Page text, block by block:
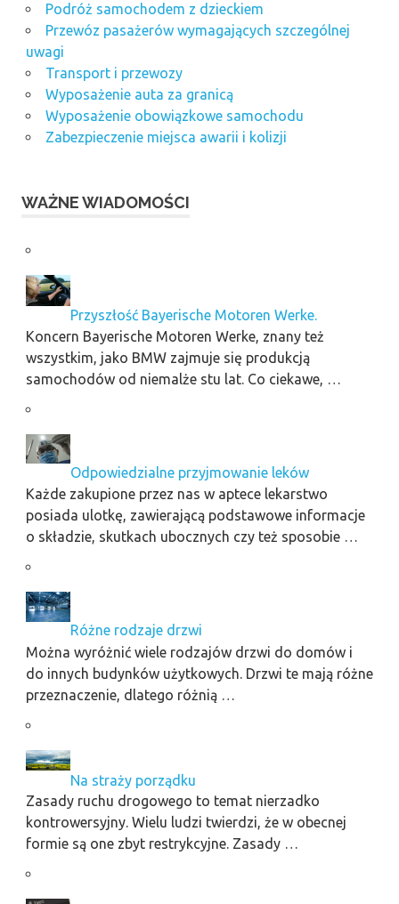
Podróż samochodem z dzieckiem
Przewóz pasażerów wymagających szczególnej
uwagi
Transport i przewozy
Wyposażenie auta za granicą
Wyposażenie obowiązkowe samochodu
Zabezpieczenie miejsca awarii i kolizji
WAŻNE WIADOMOŚCI
Przyszłość Bayerische Motoren Werke.
Koncern Bayerische Motoren Werke, znany też
wszystkim, jako BMW zajmuje się produkcją
samochodów od niemalże stu lat. Co ciekawe, …
Odpowiedzialne przyjmowanie leków
Każde zakupione przez nas w aptece lekarstwo
posiada ulotkę, zawierającą podstawowe informacje
o składzie, skutkach ubocznych czy też sposobie …
Różne rodzaje drzwi
Można wyróżnić wiele rodzajów drzwi do domów i
do innych budynków użytkowych. Drzwi te mają różne
przeznaczenie, dlatego różnią …
Na straży porządku
Zasady ruchu drogowego to temat nierzadko
kontrowersyjny. Wielu ludzi twierdzi, że w obecnej
formie są one zbyt restrykcyjne. Zasady …